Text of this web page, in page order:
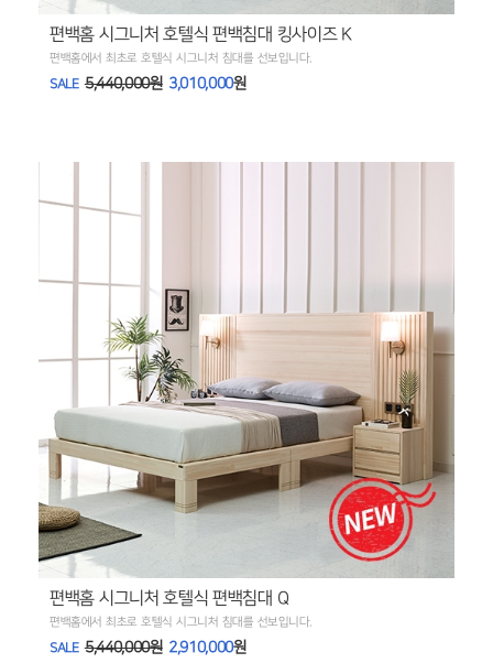
편백홈 시그니처 호텔식 편백침대 킹사이즈 K
편백홈에서 최초로 호텔식 시그니처 침대를 선보입니다.
SALE 5,440,000원 3,010,000원
편백홈 시그니처 호텔식 편백침대 Q
편백홈에서 최초로 호텔식 시그니처 침대를 선보입니다.
SALE 5,440,000원 2,910,000원